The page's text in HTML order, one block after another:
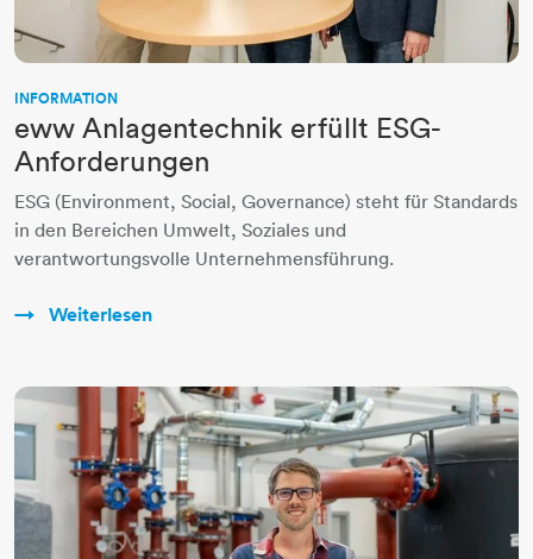
INFORMATION
eww Anlagentechnik erfüllt ESG-
Anforderungen
ESG (Environment, Social, Governance) steht für Standards
in den Bereichen Umwelt, Soziales und
verantwortungsvolle Unternehmensführung.
Weiterlesen